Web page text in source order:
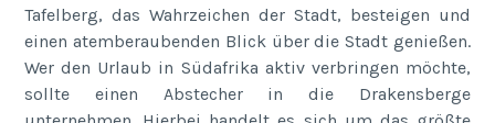
Tafelberg, das Wahrzeichen der Stadt, besteigen und
einen atemberaubenden Blick über die Stadt genießen.
Wer den Urlaub in Südafrika aktiv verbringen möchte,
sollte einen Abstecher in die Drakensberge